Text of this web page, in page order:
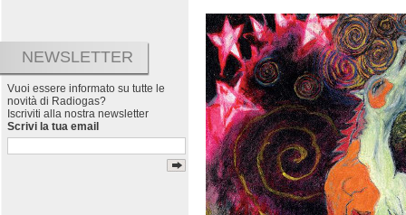
NEWSLETTER
Vuoi essere informato su tutte le
novità di Radiogas?
Iscriviti alla nostra newsletter
Scrivi la tua email